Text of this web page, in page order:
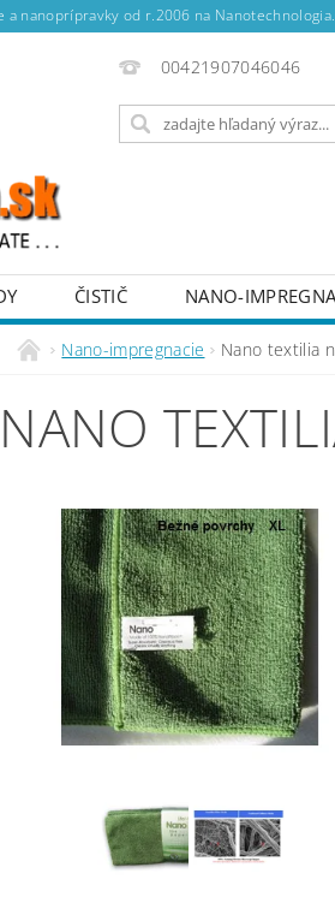
nanoprípravky od r.2006 na
00421907046046
ČISTIČ NANO-
Nano-impregnacie Nano textilia
NANO